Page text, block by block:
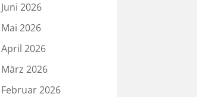
Juni 2026
Mai 2026
April 2026
März 2026
Februar 2026